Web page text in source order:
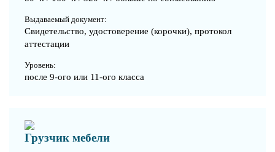
Выдаваемый документ:
Свидетельство, удостоверение (корочки), протокол
аттестации
Уровень:
после 9-ого или 11-ого класса
Грузчик мебели